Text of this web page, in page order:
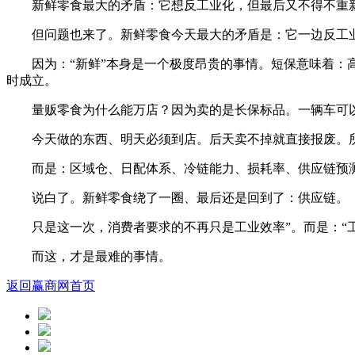
新鲜零食最大的矛盾：它想反工业化，但最后又不得不重
但问题也来了。新鲜零食今天最大的矛盾是：它一边反工
因为：“新鲜”本身是一个极度昂贵的事情。短保意味着
时成立。
量贩零食为什么能万店？因为卖的是长保标品。一辆车
今天做的东西、明天必须到店。后天卖不掉就直接报废
而是：区域仓、日配体系、冷链能力、损耗率、供应链预
说白了。新鲜零食绕了一圈、最后还是回到了：供应链。
只是这一次，消费者要求的不再只是工业效率”。而是：“
而这，才是最难的事情。
返回赢商网首页